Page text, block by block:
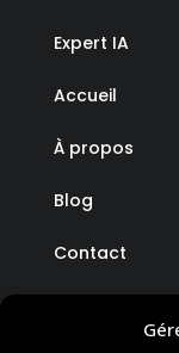
Expert IA
Accueil
À propos
Blog
Contact